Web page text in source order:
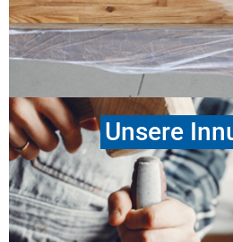
Honorarkräften
Unterweisungslehrgänge
Teilnahme der
Prüfungszulassung
Unsere